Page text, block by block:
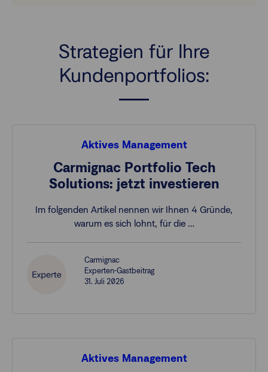
Strategien für Ihre
Kundenportfolios:
Aktives Management
Carmignac Portfolio Tech
Solutions: jetzt investieren
Im folgenden Artikel nennen wir Ihnen 4 Gründe,
warum es sich lohnt, für die …
Carmignac
Experten-Gastbeitrag
31. Juli 2026
Aktives Management